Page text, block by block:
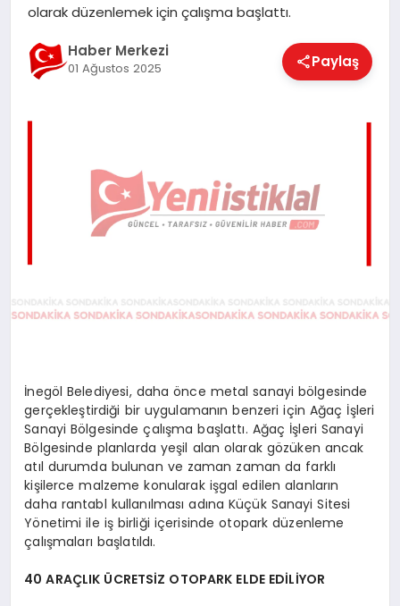
olarak düzenlemek için çalışma başlattı.
Haber Merkezi
01 Ağustos 2025 Paylaş
İnegöl Belediyesi, daha önce metal sanayi bölgesinde
gerçekleştirdiği bir uygulamanın benzeri için Ağaç İşleri
Sanayi Bölgesinde çalışma başlattı. Ağaç İşleri Sanayi
Bölgesinde planlarda yeşil alan olarak gözüken ancak
atıl durumda bulunan ve zaman zaman da farklı
kişilerce malzeme konularak işgal edilen alanların
daha rantabl kullanılması adına Küçük Sanayi Sitesi
Yönetimi ile iş birliği içerisinde otopark düzenleme
çalışmaları başlatıldı.
40 ARAÇLIK ÜCRETSİZ OTOPARK ELDE EDİLİYOR